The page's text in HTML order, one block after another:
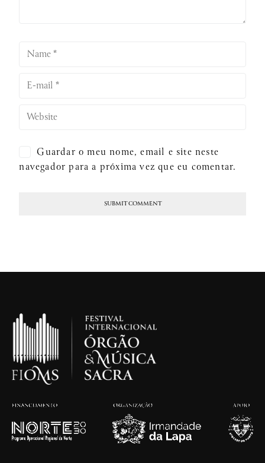
Guardar o meu nome, email e site neste
navegador para a próxima vez que eu comentar.